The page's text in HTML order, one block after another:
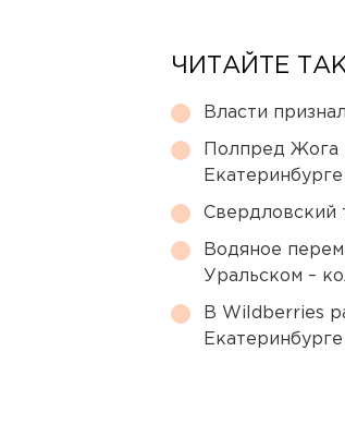
ЧИТАЙТЕ
Власти
Полпред Жога
Екатеринбурге
Свердловский
Водяное
Уральском –
В Wildberries
Екатеринбурге